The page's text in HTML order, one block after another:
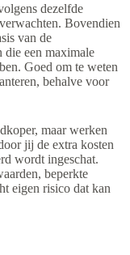
dezelfde
Bovendien
van de
die een maximale
Goed om te weten
behalve voor
maar werken
jij de extra kosten
wordt ingeschat.
beperkte
eigen risico dat kan